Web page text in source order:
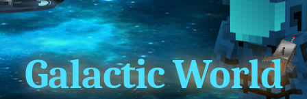
Galactic World